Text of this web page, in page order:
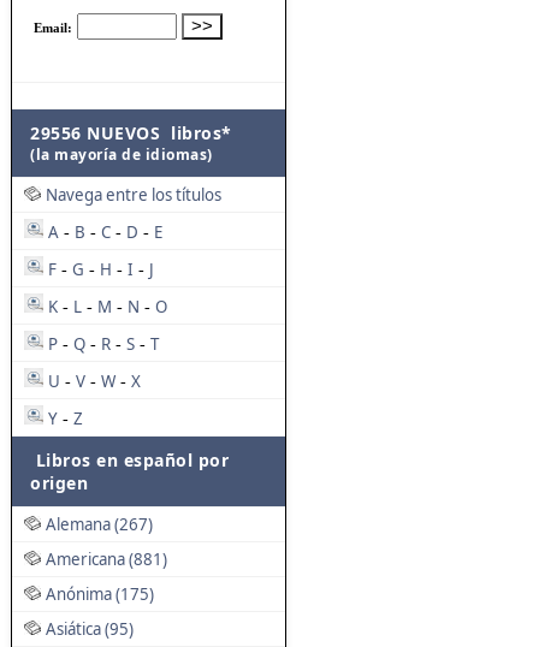
29556 NUEVOS libros*
(la mayoría de idiomas)
Navega entre los títulos
A - B - C - D - E
F - G - H - I - J
K - L - M - N - O
P - Q - R - S - T
U - V - W - X
Y - Z
Libros en español por
origen
Alemana (267)
Americana (881)
Anónima (175)
Asiática (95)